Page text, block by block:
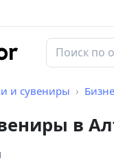
и сувениры
в